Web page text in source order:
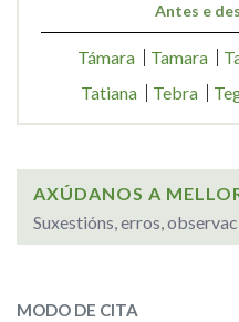
Antes e
Támara Tamara
Tatiana
Tebra
AXÚDANOS A
Suxestións, erros,
Tasia
MODO DE CITA